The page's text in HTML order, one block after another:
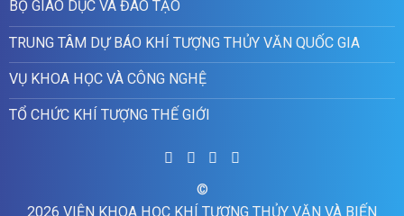
BỘ GIÁO DỤC VÀ ĐÀO TẠO
TRUNG TÂM DỰ BÁO KHÍ TƯỢNG THỦY VĂN QUỐC GIA
VỤ KHOA HỌC VÀ CÔNG NGHỆ
TỔ CHỨC KHÍ TƯỢNG THẾ GIỚI
©
2026 VIỆN KHOA HỌC KHÍ TƯỢNG THỦY VĂN VÀ BIẾN